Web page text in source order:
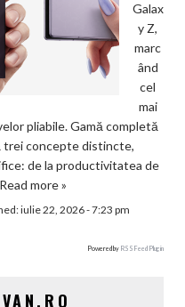
Galax
y Z,
marc
ând
cel
mai
pliabile. Gamă completă
trei concepte distincte,
de la productivitatea de
Read more »
iulie 22, 2026 - 7:23 pm
Powered by RSS Feed Plugin